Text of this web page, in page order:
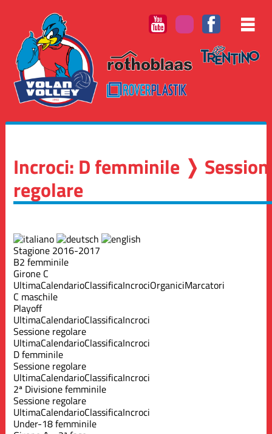
Incroci: D femminile ❭
regolare
Stagione 2016-2017
B2 femminile
Girone C
UltimaCalendarioClassificaIncrociOrganiciMarcatori
C maschile
Playoff
UltimaCalendarioClassificaIncroci
Sessione regolare
UltimaCalendarioClassificaIncroci
D femminile
Sessione regolare
UltimaCalendarioClassificaIncroci
2ª Divisione femminile
Sessione regolare
UltimaCalendarioClassificaIncroci
Under-18 femminile